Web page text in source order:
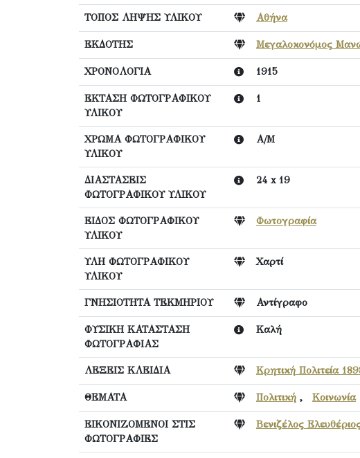
ΤΟΠΟΣ ΛΗΨΗΣ ΥΛΙΚΟΥ Αθήνα
ΕΚΔΟΤΗΣ Μεγαλοκονόμος
ΧΡΟΝΟΛΟΓΙΑ 1915
ΕΚΤΑΣΗ ΦΩΤΟΓΡΑΦΙΚΟΥ
ΥΛΙΚΟΥ
1
ΧΡΩΜΑ ΦΩΤΟΓΡΑΦΙΚΟΥ
ΥΛΙΚΟΥ
Α/Μ
ΔΙΑΣΤΑΣΕΙΣ
ΦΩΤΟΓΡΑΦΙΚΟΥ ΥΛΙΚΟΥ
24 x 19
ΕΙΔΟΣ ΦΩΤΟΓΡΑΦΙΚΟΥ
ΥΛΙΚΟΥ
Φωτογραφία
ΥΛΗ ΦΩΤΟΓΡΑΦΙΚΟΥ
ΥΛΙΚΟΥ
Χαρτί
ΓΝΗΣΙΟΤΗΤΑ ΤΕΚΜΗΡΙΟΥ Αντίγραφο
ΦΥΣΙΚΗ ΚΑΤΑΣΤΑΣΗ
ΦΩΤΟΓΡΑΦΙΑΣ
Καλή
ΛΕΞΕΙΣ ΚΛΕΙΔΙΑ Κρητική Πολιτεία
ΘΕΜΑΤΑ Πολιτική , Κοινωνία
ΕΙΚΟΝΙΖΟΜΕΝΟΙ ΣΤΙΣ
ΦΩΤΟΓΡΑΦΙΕΣ
Βενιζέλος